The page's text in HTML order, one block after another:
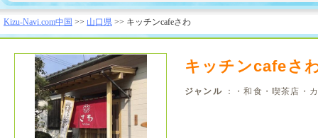
Kizu-Navi.com中国 >> 山口県 >> キッチンcafeさわ
キッチンcafeさ
ジャンル：・和食・喫茶店・